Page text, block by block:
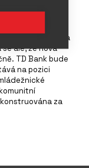
a jejich
s bankou TD
že hala se
smlouva
ale, že nová
TD Bank bude
na pozici
za